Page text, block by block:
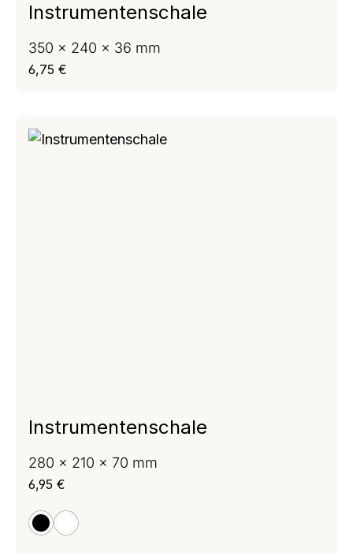
Instrumentenschale
350 x 240 x 36 mm
Regulärer Preis:
6,75 €
Instrumentenschale
280 x 210 x 70 mm
schwarz
weiß
Regulärer Preis:
6,95 €